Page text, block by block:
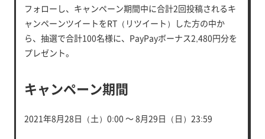
フォローし、キャンペーン期間中に合計2回投稿されるキ
ャンペーンツイートをRT（リツイート）した方の中か
ら、抽選で合計100名様に、PayPayボーナス2,480円分を
プレゼント。
キャンペーン期間
2021年8月28日（土）0:00 ～ 8月29日（日）23:59